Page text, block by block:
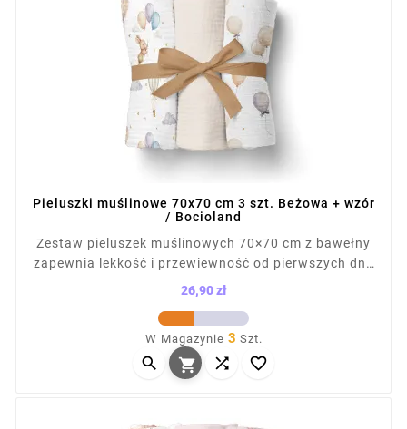
Pieluszki muślinowe 70x70 cm 3 szt. Beżowa + wzór
/ Bocioland
Zestaw pieluszek muślinowych 70×70 cm z bawełny
zapewnia lekkość i przewiewność od pierwszych dni.
Miękka struktura nie podrażnia skóry, a naturalne
otulacz, podkład i osłona do karmienia. Łatwe w
praniu, szybkoschnące, praktyczne w codziennej
pielęgnacji dziecka.
26,90 zł
W Magazynie 3 Szt.
   